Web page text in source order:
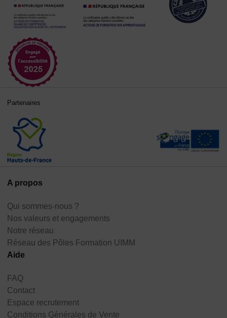
A propos
Qui sommes-nous ?
Nos valeurs et engagements
Notre réseau
Réseau des Pôles Formation UIMM
Aide
FAQ
Contact
Espace recrutement
Conditions Générales de Vente
Partenaires